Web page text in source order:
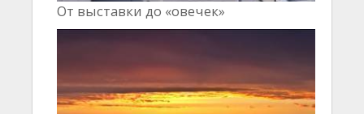
От выставки до «овечек»